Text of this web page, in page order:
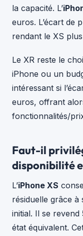
la capacité. L’
euros. L’écart de
rendant le XS
Le XR reste le
iPhone ou un
intéressant si
euros, offrant
fonctionnalités/
Faut-il
disponibilité
L’iPhone XS
résiduelle grâce
initial. Il se
état équivalent.